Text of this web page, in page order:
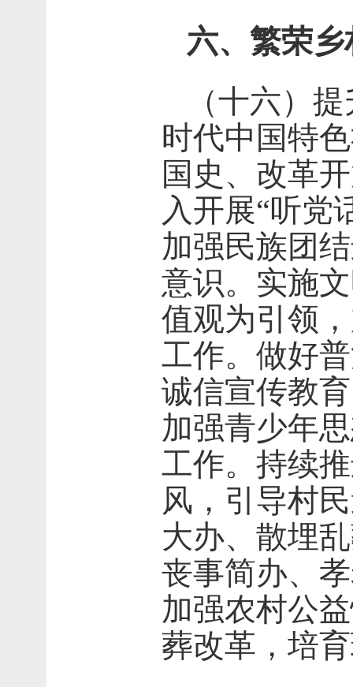
六、繁荣
（十六）
时代中国特
国史、改革
入开展“听党
加强民族团
意识。实施
值观为引领
工作。做好
诚信宣传教
加强青少年
工作。持续
风，引导村
大办、散埋
丧事简办、
加强农村公
葬改革，培